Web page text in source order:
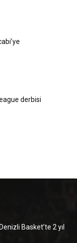
derbisi
Basket’te 2 yıl